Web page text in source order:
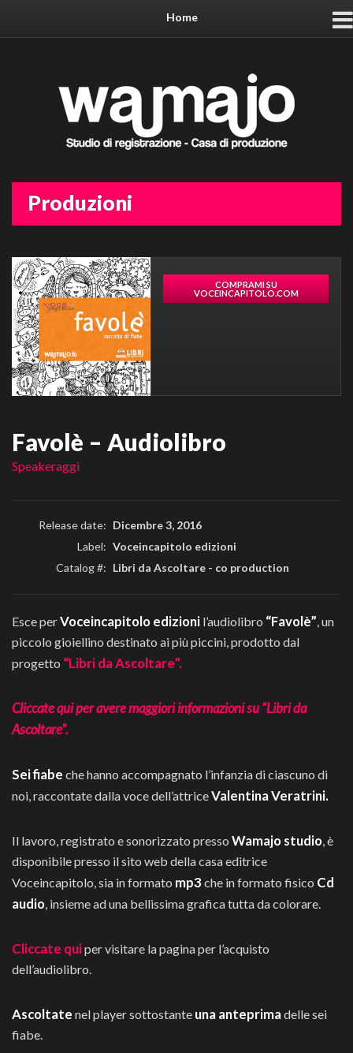
Home
Produzioni
COMPRAMI SU
VOCEINCAPITOLO.COM
Favolè – Audiolibro
Speakeraggi
Release date: Dicembre 3, 2016
Label: Voceincapitolo edizioni
Catalog #: Libri da Ascoltare - co production
Esce perVoceincapitolo edizioni l’audiolibro “Favolè”, un
piccolo gioiellino destinato ai più piccini, prodotto dal
progetto “Libri da Ascoltare”.
Cliccate qui per avere maggiori informazioni su “Libri da
Ascoltare”.
Sei fiabe che hanno accompagnato l’infanzia di ciascuno di
noi, raccontate dalla voce dell’attriceValentina Veratrini.
Il lavoro, registrato e sonorizzato presso Wamajo studio, è
disponibile presso il sito web della casa editrice
Voceincapitolo, sia in formato mp3 che in formato fisico Cd
audio, insieme ad una bellissima grafica tutta da colorare.
Cliccate quiper visitare la pagina per l’acquisto
dell’audiolibro.
Ascoltate nel player sottostante una anteprimadelle sei
fiabe.